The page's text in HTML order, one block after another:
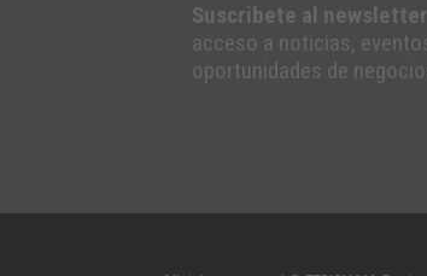
Suscribete al
acceso a noticias,
oportunidades de